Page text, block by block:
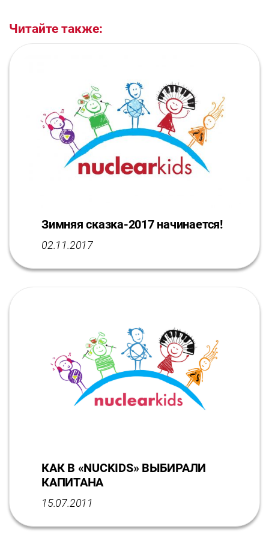
Читайте также:
Зимняя сказка-2017 начинается!
02.11.2017
КАК В «NUCKIDS» ВЫБИРАЛИ
КАПИТАНА
15.07.2011